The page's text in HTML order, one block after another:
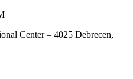
Center – 4025 Debrecen,